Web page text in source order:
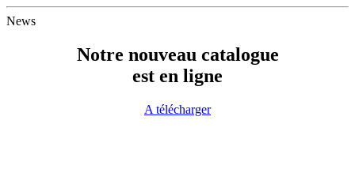
News
Notre nouveau catalogue
est en ligne
A télécharger